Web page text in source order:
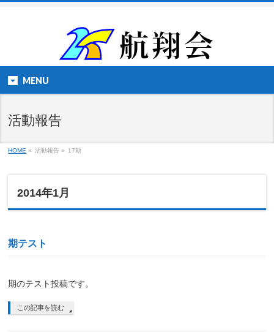
MENU
活動報告
HOME » 活動報告 » 17期
2014年1月
期テスト
期のテスト投稿です。
この記事を読む